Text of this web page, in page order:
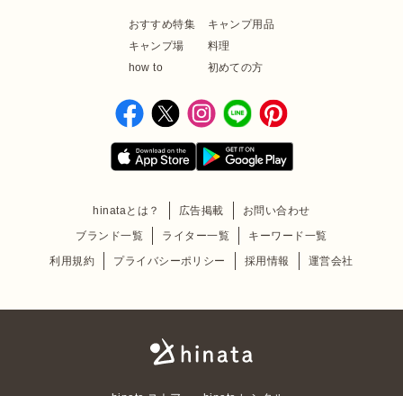
おすすめ特集
キャンプ用品
キャンプ場
料理
how to
初めての方
hinataとは？ 広告掲載
お問い合わせ
ブランド一覧
ライター一覧
キーワード一覧
利用規約
プライバシーポリシー 採用情報 運営会社